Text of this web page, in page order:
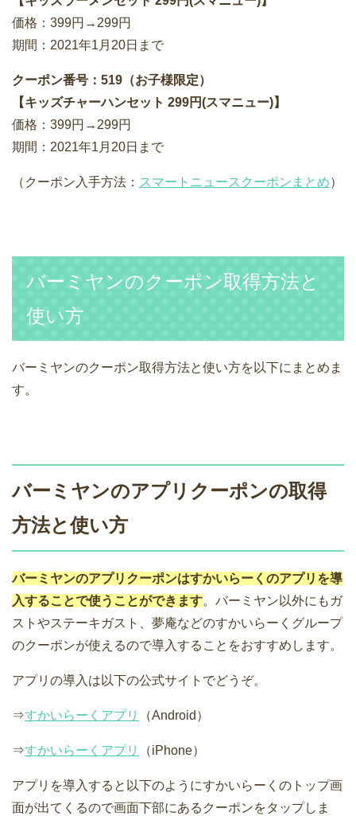
価格：399円→299円
期間：2021年1月20日まで
クーポン番号：519（お子様限定）
【キッズチャーハンセット 299円(スマニュー)】
価格：399円→299円
期間：2021年1月20日まで
（クーポン入手方法： スマートニュースクーポンまとめ）
バーミヤンのクーポン取得方法と
使い方
バーミヤンのクーポン取得方法と使い方を以下にまとめま
す。
バーミヤンのアプリクーポンの取得
方法と使い方
バーミヤンのアプリクーポンはすかいらーくのアプリを導
入することで使うことができます。バーミヤン以外にもガ
ストやステーキガスト、夢庵などのすかいらーくグループ
のクーポンが使えるので導入することをおすすめします。
アプリの導入は以下の公式サイトでどうぞ。
⇒すかいらーくアプリ （Android）
⇒すかいらーくアプリ （iPhone）
アプリを導入すると以下のようにすかいらーくのトップ画
面が出てくるので画面下部にあるクーポンをタップしま